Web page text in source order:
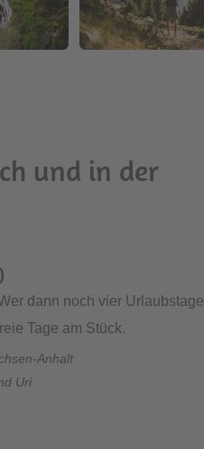
und in der
dann noch vier Urlaubstage
Tage am Stück.
Anhalt
Uri